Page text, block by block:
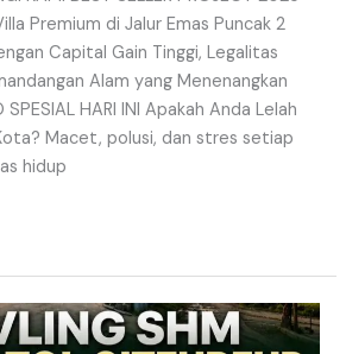
Premium di Jalur Emas Puncak 2
Capital Gain Tinggi, Legalitas
Alam yang Menenangkan
SPESIAL HARI INI Apakah Anda Lelah
Macet, polusi, dan stres setiap
hidup